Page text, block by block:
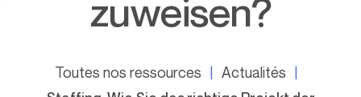
zuweisen?
Toutes nos ressources
Actualités